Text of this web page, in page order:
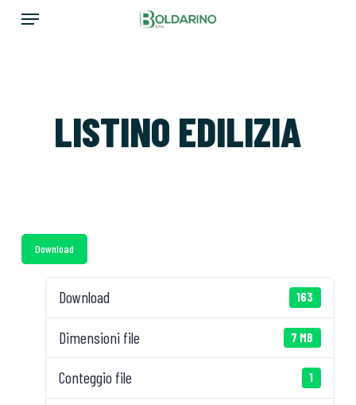
SkipMenu
LISTINO EDILIZIA
Download
Download 163
Dimensioni file 7 MB
Conteggio file 1